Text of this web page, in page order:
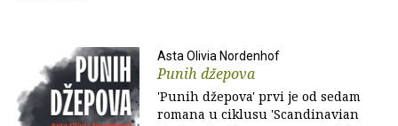
Asta Olivia Nordenhof
Punih džepova
'Punih džepova' prvi je od sedam
romana u ciklusu 'Scandinavian